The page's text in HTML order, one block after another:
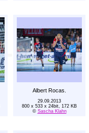
Albert Rocas.
29.09.2013
800 x 533 x 24bit, 172 KB
© Sascha Klahn